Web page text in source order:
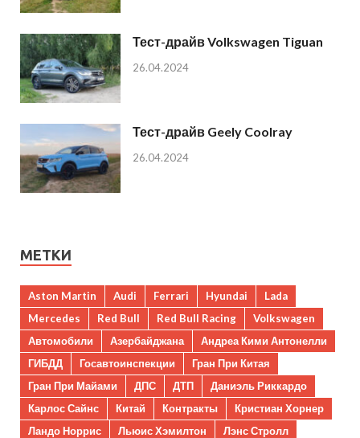
Тест-драйв Volkswagen Tiguan
26.04.2024
Тест-драйв Geely Coolray
26.04.2024
МЕТКИ
Aston Martin Audi Ferrari Hyundai
Lada
Mercedes
Red Bull Red Bull Racing
Volkswagen
Автомобили
Азербайджана
Андреа Кими Антонелли
ГИБДД
Госавтоинспекции
Гран При Китая
Гран При Майами
ДПС ДТП
Даниэль Риккардо
Карлос Сайнс
Китай Контракты
Кристиан Хорнер
Ландо Норрис
Льюис Хэмилтон
Лэнс Стролл